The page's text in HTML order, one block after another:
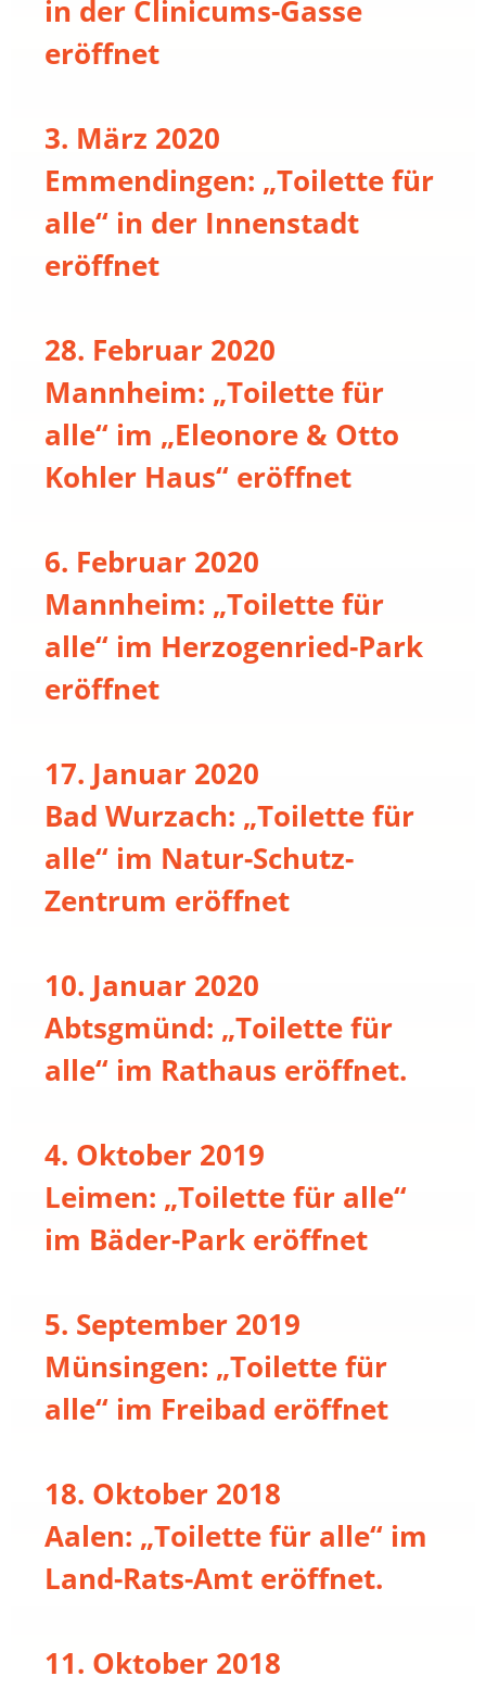
in der Clinicums-Gasse
eröffnet
3. März 2020
Emmendingen: „Toilette für
alle“ in der Innenstadt
eröffnet
28. Februar 2020
Mannheim: „Toilette für
alle“ im „Eleonore & Otto
Kohler Haus“ eröffnet
6. Februar 2020
Mannheim: „Toilette für
alle“ im Herzogenried-Park
eröffnet
17. Januar 2020
Bad Wurzach: „Toilette für
alle“ im Natur-Schutz-
Zentrum eröffnet
10. Januar 2020
Abtsgmünd: „Toilette für
alle“ im Rathaus eröffnet.
4. Oktober 2019
Leimen: „Toilette für alle“
im Bäder-Park eröffnet
5. September 2019
Münsingen: „Toilette für
alle“ im Freibad eröffnet
18. Oktober 2018
Aalen: „Toilette für alle“ im
Land-Rats-Amt eröffnet.
11. Oktober 2018